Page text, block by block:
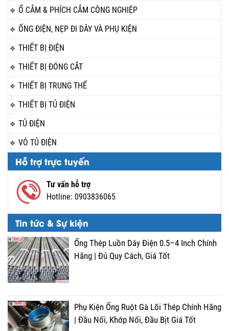
Ổ CẮM & PHÍCH CẮM CÔNG NGHIỆP
ỐNG ĐIỆN, NẸP ĐI DÂY VÀ PHỤ KIỆN
THIẾT BỊ ĐIỆN
THIẾT BỊ ĐÓNG CẮT
THIẾT BỊ TRUNG THẾ
THIẾT BỊ TỦ ĐIỆN
TỦ ĐIỆN
VỎ TỦ ĐIỆN
Hỗ trợ trực tuyến
Tư vấn hỗ trợ
Hotline: 0903836065
Tin tức & Sự kiện
Ống Thép Luồn Dây Điện 0.5–4 Inch Chính
Hãng | Đủ Quy Cách, Giá Tốt
Phụ Kiện Ống Ruột Gà Lõi Thép Chính Hãng
| Đầu Nối, Khớp Nối, Đầu Bịt Giá Tốt